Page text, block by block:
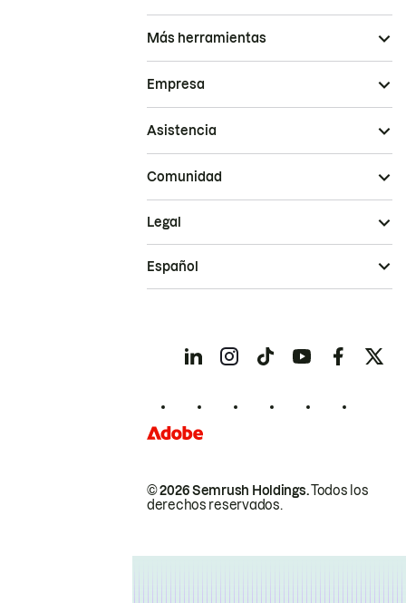
Más herramientas
Empresa
Asistencia
Comunidad
© 2026 Semrush Holdings.Todos los
derechos reservados.
Legal
Español